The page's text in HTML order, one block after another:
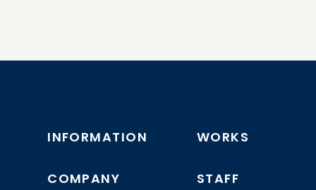
INFORMATION
COMPANY
WORKS
STAFF